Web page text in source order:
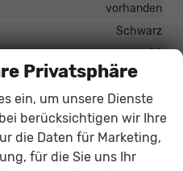
vorhanden
Schwarz
20
Metallic
1391 kg
vorhanden
Stoff
Privatsphäre
ein, um unsere Dienste
berücksichtigen wir Ihre
die Daten für Marketing,
für die Sie uns Ihr